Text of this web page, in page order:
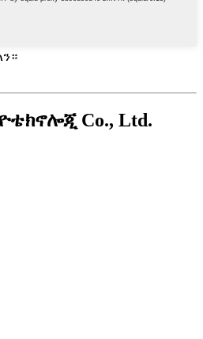
Co., Ltd.